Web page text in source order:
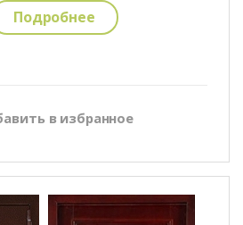
Подробнее
в избранное